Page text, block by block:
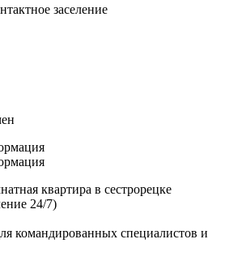
заселение
квартира в сестрорецке
24/7)
командированных специалистов и